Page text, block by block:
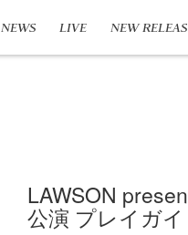
NEWS LIVE NEW
LAWSON
公演 プレイガ